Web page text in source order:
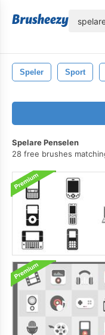
Speler Sport
Spelare Penselen
28 free brushes